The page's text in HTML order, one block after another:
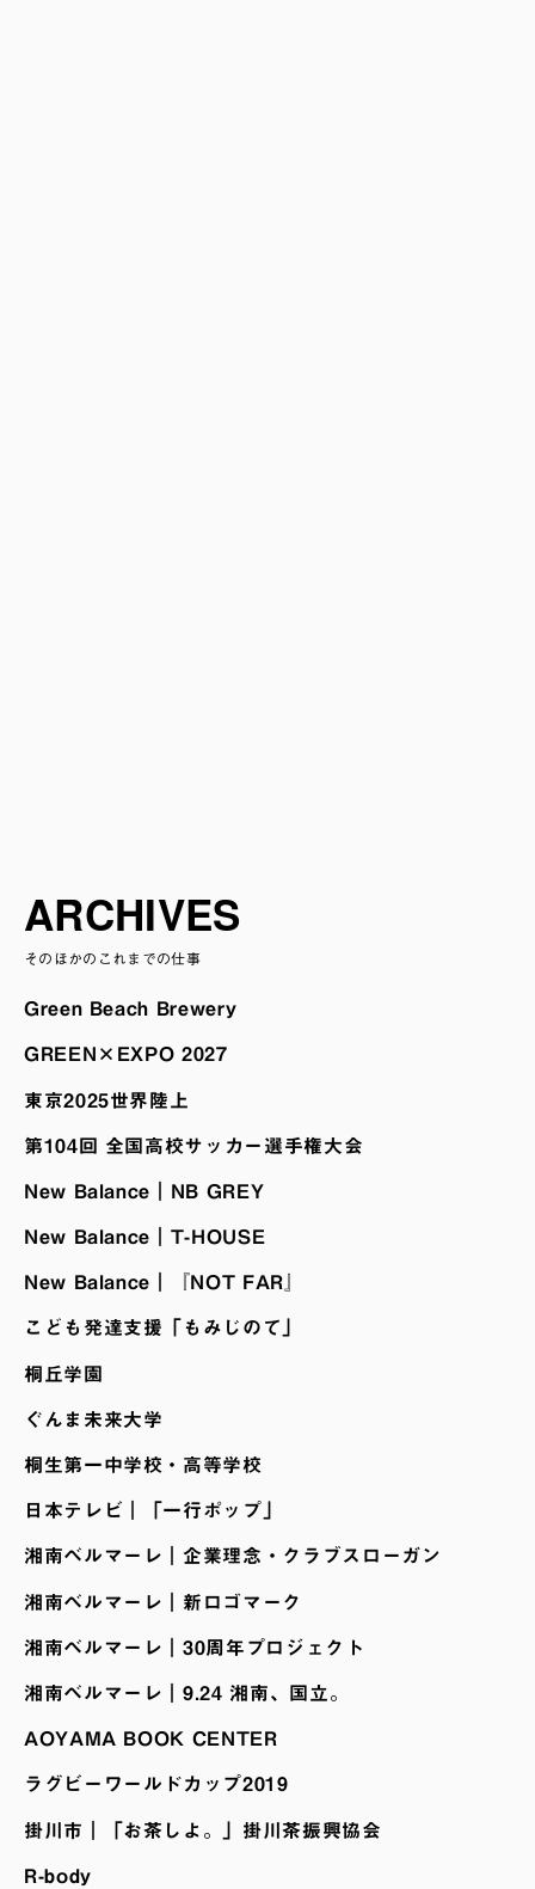
ARCHIVES
そのほかのこれまでの仕事
Green Beach Brewery
GREEN×EXPO 2027
東京2025世界陸上
第104回 全国高校サッカー選手権大会
New Balance｜NB GREY
New Balance｜T-HOUSE
New Balance｜『NOT FAR』
こども発達支援「もみじのて」
桐丘学園
ぐんま未来大学
桐生第一中学校・高等学校
日本テレビ｜「一行ポップ」
湘南ベルマーレ｜企業理念・クラブスローガン
湘南ベルマーレ｜新ロゴマーク
湘南ベルマーレ｜30周年プロジェクト
湘南ベルマーレ｜9.24 湘南、国立。
AOYAMA BOOK CENTER
ラグビーワールドカップ2019
掛川市｜「お茶しよ。」掛川茶振興協会
R-body